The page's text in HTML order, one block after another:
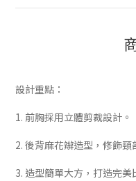
設計重點：
1. 前胸採用立體剪裁設計。
2. 後背麻花辮造型，修飾頸
3. 造型簡單大方，打造完美